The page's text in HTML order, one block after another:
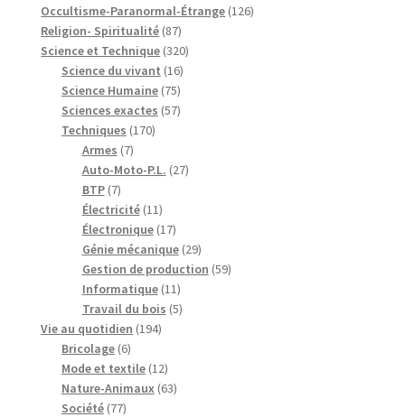
produits
Occultisme-Paranormal-Étrange 126126
Religion- Spiritualité 8787
produits
Science et Technique 320320
Science du vivant 1616
produits
Science Humaine 7575
produits
Sciences exactes 5757
Techniques 170170
Armes 77
produits
Auto-Moto-P.L. 2727
BTP 77
produits
Électricité 1111
produits
Électronique 1717
produits
Génie mécanique 2929
produits
Gestion de production 5959
Informatique 1111
produits
Travail du bois 55
Vie au quotidien 194194
Bricolage 66
produits
Mode et textile 1212
produits
Nature-Animaux 6363
Société 7777